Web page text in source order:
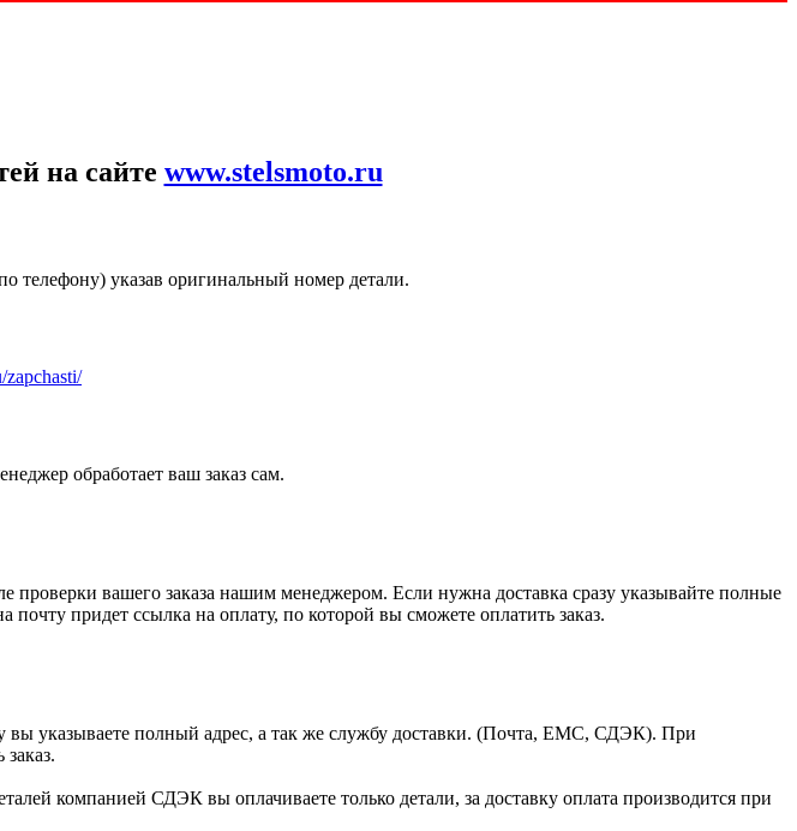
на сайте www.stelsmoto.ru
телефону) указав оригинальный номер детали.
zapchasti/
обработает ваш заказ сам.
проверки вашего заказа нашим менеджером. Если нужна доставка сразу указывайте полные
придет ссылка на оплату, по которой вы сможете оплатить заказ.
вы указываете полный адрес, а так же службу доставки. (Почта, ЕМС, СДЭК). При
компанией СДЭК вы оплачиваете только детали, за доставку оплата производится при